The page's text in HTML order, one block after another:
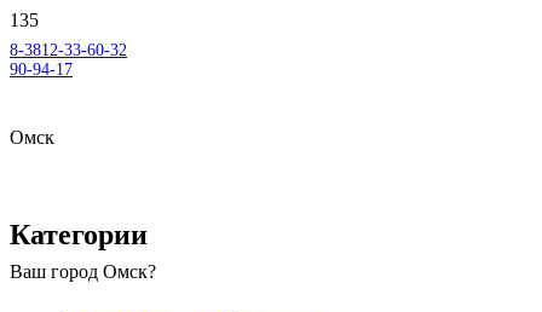
8-3812-33-60-32
90-94-17
Омск
Ваш город Омск?
Категории